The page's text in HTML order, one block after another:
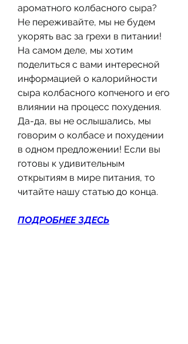
ароматного колбасного сыра?
Не переживайте, мы не будем
укорять вас за грехи в питании!
На самом деле, мы хотим
поделиться с вами интересной
информацией о калорийности
сыра колбасного копченого и его
влиянии на процесс похудения.
Да-да, вы не ослышались, мы
говорим о колбасе и похудении
в одном предложении! Если вы
готовы к удивительным
открытиям в мире питания, то
читайте нашу статью до конца.
ПОДРОБНЕЕ ЗДЕСЬ